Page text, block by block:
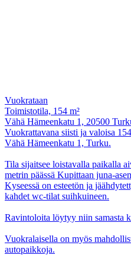
Vuokrataan
Toimistotila, 154 m²
Vähä Hämeenkatu 1, 20500
Vuokrattavana siisti ja valoisa
Vähä Hämeenkatu 1, Turku.
Tila sijaitsee loistavalla paikalla
metrin päässä Kupittaan juna-
Kyseessä on esteetön ja
kahdet wc-tilat suihkuineen.
Ravintoloita löytyy niin samasta
Vuokralaisella on myös
autopaikkoja.